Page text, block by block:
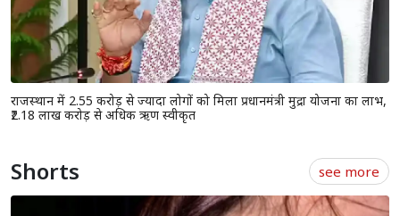
राजस्थान में 2.55 करोड़ से ज्यादा लोगों को मिला प्रधानमंत्री मुद्रा योजना का लाभ,
₹2.18 लाख करोड़ से अधिक ऋण स्वीकृत
Shorts see more